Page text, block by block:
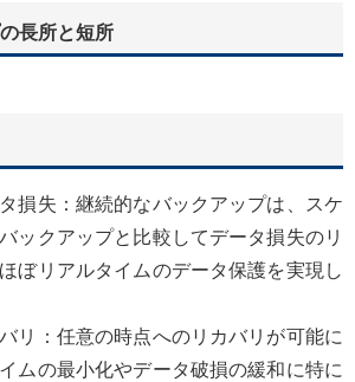
長所と短所
損失：継続的なバックアップは、スケ
ックアップと比較してデータ損失のリ
ぼリアルタイムのデータ保護を実現し
リ：任意の時点へのリカバリが可能に
ムの最小化やデータ破損の緩和に特に